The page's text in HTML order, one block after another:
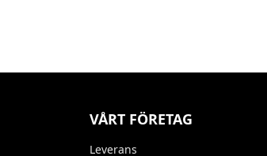
VÅRT FÖRETAG
Leverans